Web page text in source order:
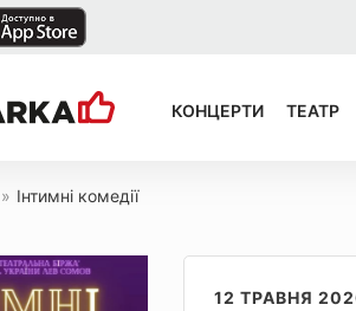
КОНЦЕРТИ ТЕАТР
» Інтимні комедії
12 ТРАВНЯ